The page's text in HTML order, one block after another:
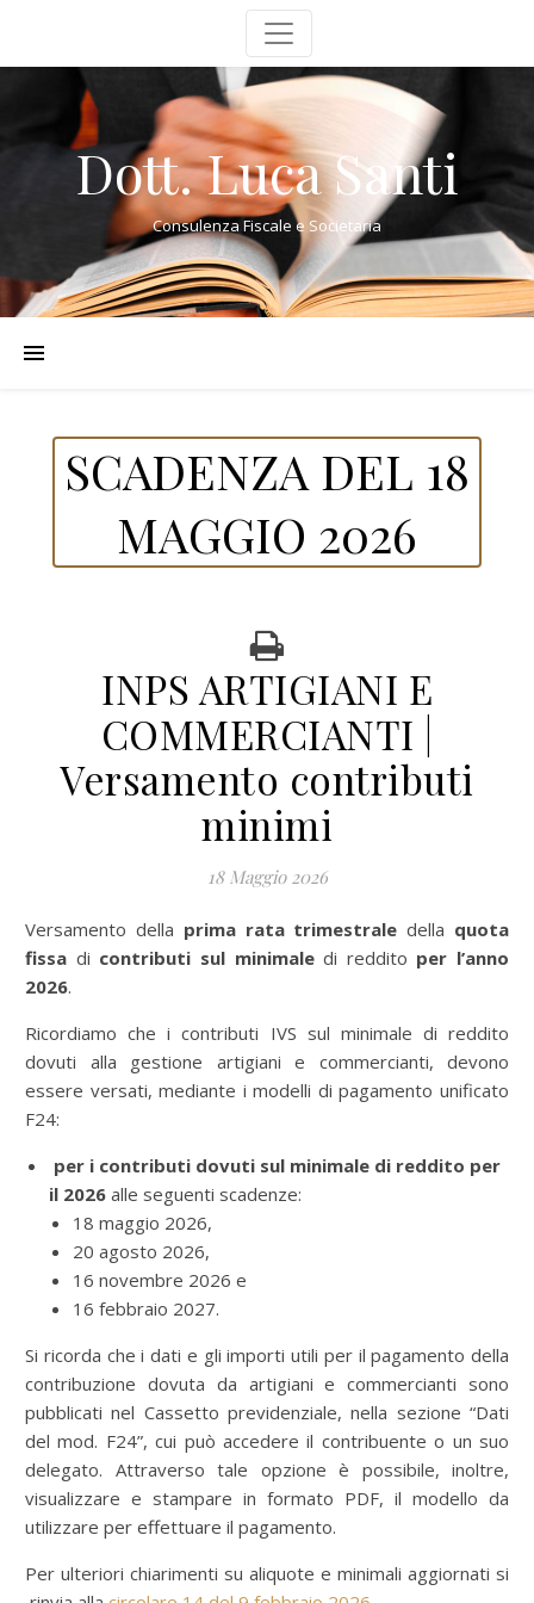
Dott. Luca Santi
Consulenza Fiscale e Societaria
SCADENZA DEL 18
MAGGIO 2026
INPS ARTIGIANI E
COMMERCIANTI |
Versamento contributi
minimi
18 Maggio 2026
Versamento della primarata trimestrale della quota
fissa di contributi sul minimaledi reddito per l’anno
2026.
Ricordiamo che i contributi IVS sul minimale di reddito
dovuti alla gestione artigiani e commercianti, devono
essere versati, mediante i modelli di pagamento unificato
F24:
per i contributi dovuti sul minimale di reddito per
il 2026 alle seguenti scadenze:
18 maggio 2026,
20 agosto 2026,
16 novembre 2026 e
16 febbraio 2027.
Si ricorda che i dati e gli importi utili per il pagamento della
contribuzione dovuta da artigiani e commercianti sono
pubblicati nel Cassetto previdenziale, nella sezione “Dati
del mod. F24”, cui può accedere il contribuente o un suo
delegato. Attraverso tale opzione è possibile, inoltre,
visualizzare e stampare in formato PDF, il modello da
utilizzare per effettuare il pagamento.
Per ulteriori chiarimenti su aliquote e minimali aggiornati si